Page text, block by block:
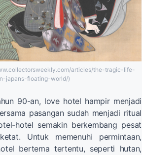
articles/the-tragic-life-
japans-floating-world/)
90-an, love hotel hampir menjadi
pasangan sudah menjadi ritual
hotel semakin berkembang pesat
Untuk memenuhi permintaan,
bertema tertentu, seperti hutan,